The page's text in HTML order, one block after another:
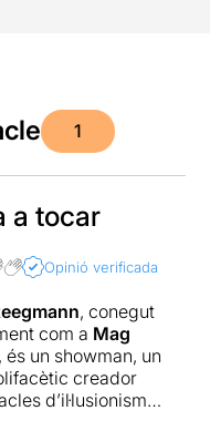
1
a tocar
Opinió verificada
, conegut
com a Mag
, és un showman, un
creador
d’il·lusionisme